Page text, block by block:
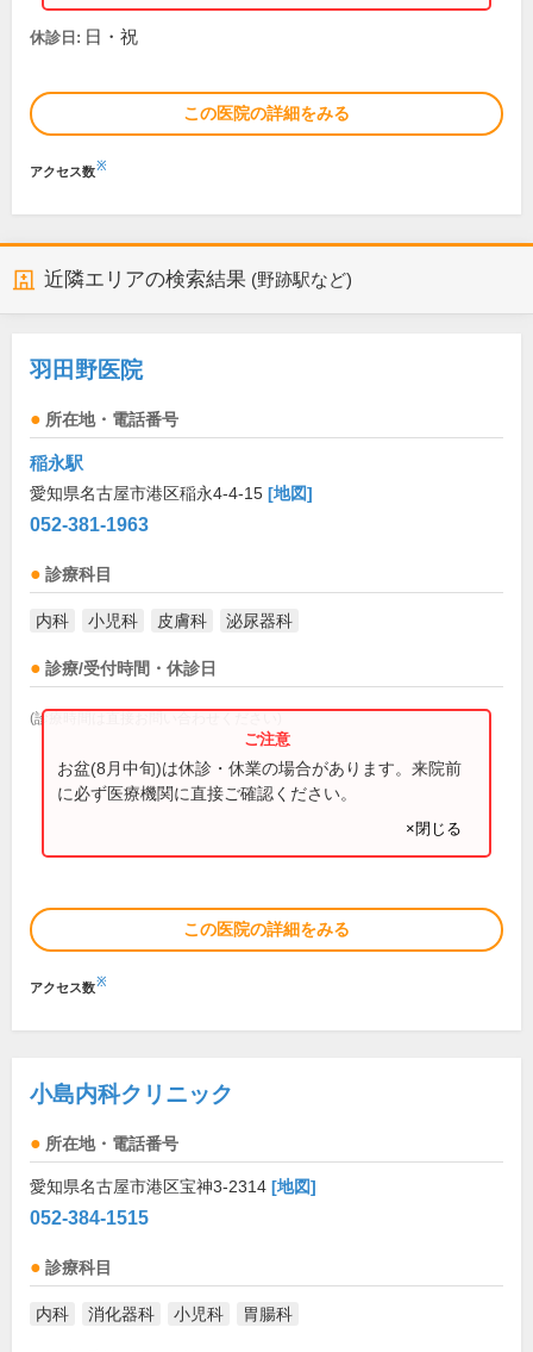
休診日: 日・祝
この医院の詳細をみる
アクセス数※
近隣エリアの検索結果 (野跡駅など)
羽田野医院
所在地・電話番号
稲永駅
愛知県名古屋市港区稲永4-4-15 [地図]
052-381-1963
診療科目
内科 小児科 皮膚科 泌尿器科
診療/受付時間・休診日
(診療時間は直接お問い合わせください)
お盆(8月中旬)は休診・休業の場合があります。来院前
に必ず医療機関に直接ご確認ください。
×閉じる
この医院の詳細をみる
アクセス数※
小島内科クリニック
所在地・電話番号
愛知県名古屋市港区宝神3-2314 [地図]
052-384-1515
診療科目
内科 消化器科 小児科 胃腸科